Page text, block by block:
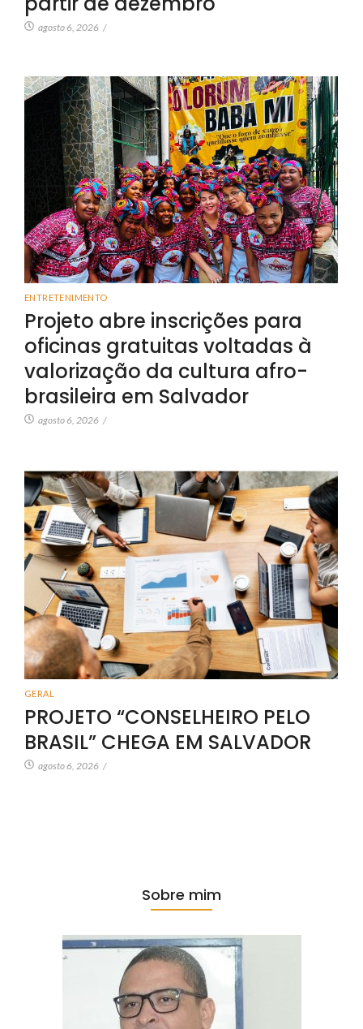
agosto 6, 2026 /
ENTRETENIMENTO
Projeto abre inscrições para
oficinas gratuitas voltadas à
valorização da cultura afro-
brasileira em Salvador
agosto 6, 2026 /
GERAL
PROJETO “CONSELHEIRO PELO
BRASIL” CHEGA EM SALVADOR
agosto 6, 2026 /
Sobre mim